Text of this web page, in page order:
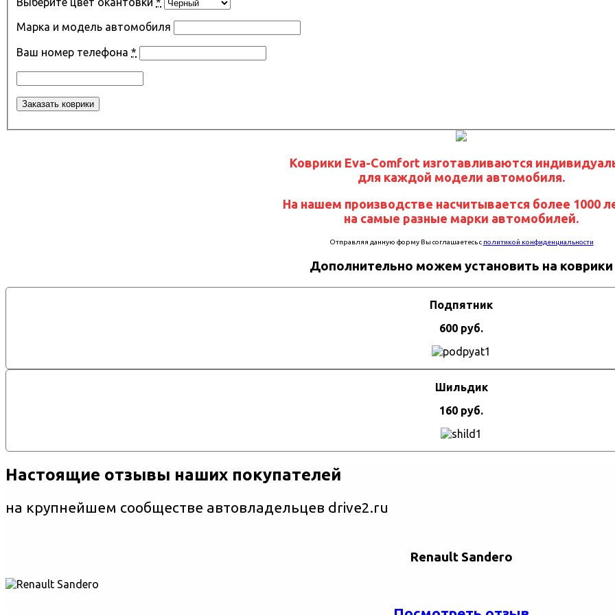
Марка и модель автомобиля
Ваш номер телефона *
Коврики Eva-Comfort изготавливаются
для каждой модели автомобиля.
На нашем производстве насчитывается более 1000
на самые разные марки автомобилей.
Отправляя данную форму Вы соглашаетесь с политикой конфиденциальности
Дополнительно можем установить на коврики
Подпятник
600 руб.
Шильдик
160 руб.
Настоящие отзывы наших покупателей
на крупнейшем сообществе автовладельцев drive2.ru
Renault Sandero